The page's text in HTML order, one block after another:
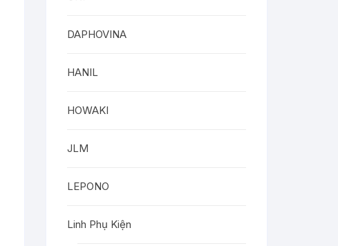
DAPHOVINA
HANIL
HOWAKI
JLM
LEPONO
Linh Phụ Kiện